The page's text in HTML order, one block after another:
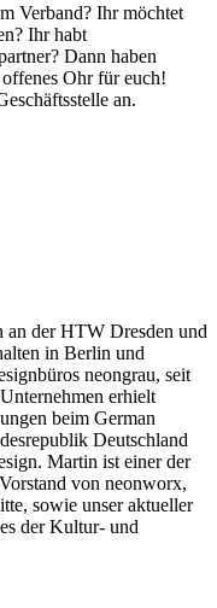
Verband? Ihr möchtet
Ihr habt
Dann haben
Ohr für euch!
an.
an der HTW Dresden und
in Berlin und
neongrau, seit
erhielt
beim German
Deutschland
Martin ist einer der
von neonworx,
sowie unser aktueller
der Kultur- und